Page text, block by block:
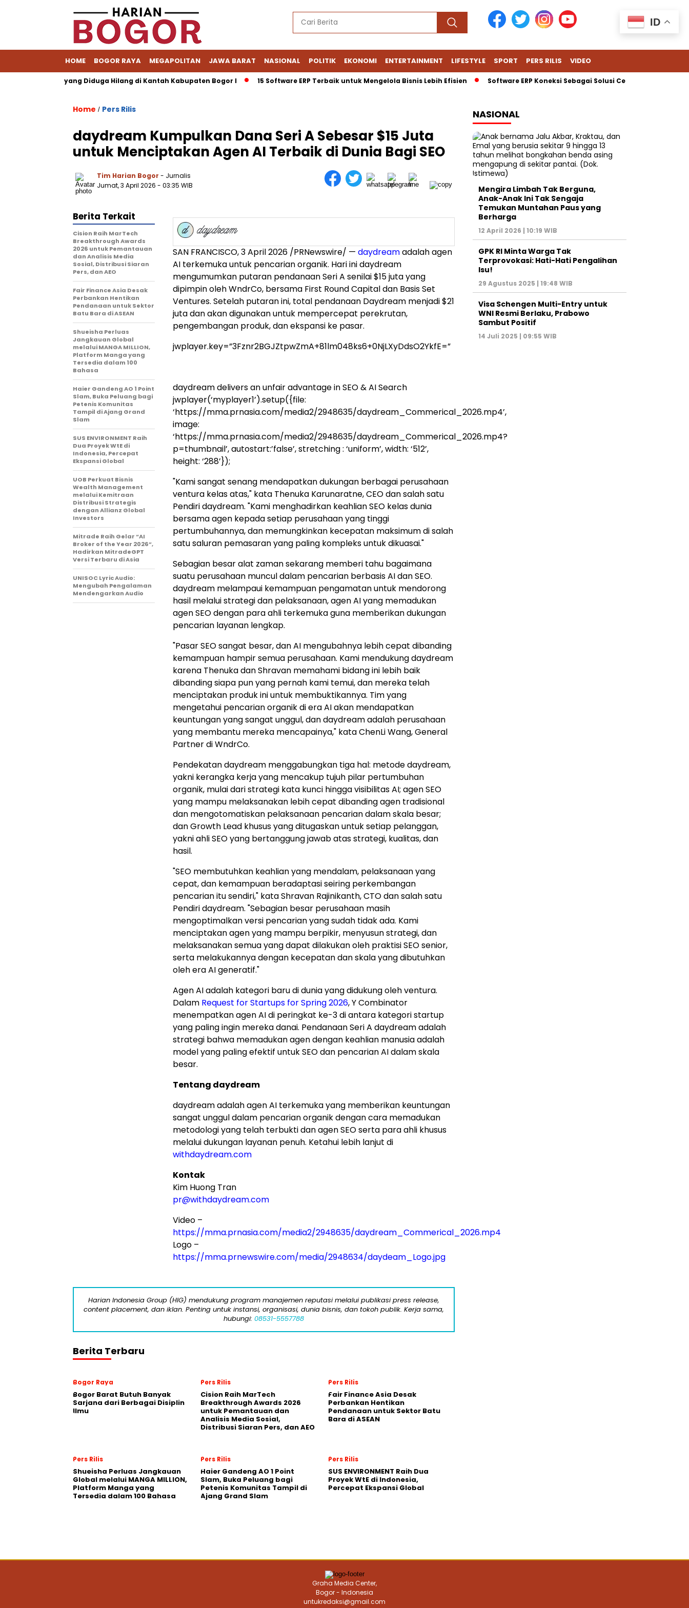
HOME BOGOR RAYA MEGAPOLITAN JAWA BARAT NASIONAL POLITIK EKONOMI ENTERTAINMENT LIFESTYLE SPORT PERS RILIS VIDEO
Pemohon yang Diduga Hilang di Kantah Kabupaten Bogor I 15 Software ERP Terbaik untuk Mengelola Bisnis Lebih Efisien Software ERP Koneksi Sebagai Solusi Cerdas untuk Hadapi
Home / Pers Rilis
daydream Kumpulkan Dana Seri A Sebesar $15 Juta
untuk Menciptakan Agen AI Terbaik di Dunia Bagi SEO
Tim Harian Bogor - Jurnalis
Jumat, 3 April 2026 - 03:35 WIB
SAN FRANCISCO,3 April 2026 /PRNewswire/ — daydreamadalah agen
AI terkemuka untuk pencarian organik. Hari ini daydream
mengumumkan putaran pendanaan Seri A senilai $15 juta yang
dipimpin oleh WndrCo, bersama First Round Capital dan Basis Set
Ventures. Setelah putaran ini, total pendanaan Daydream menjadi $21
juta dan akan digunakan untuk mempercepat perekrutan,
pengembangan produk, dan ekspansi ke pasar.
jwplayer.key=”3Fznr2BGJZtpwZmA+81lm048ks6+0NjLXyDdsO2YkfE=”
daydream delivers an unfair advantage in SEO & AI Search
jwplayer(‘myplayer1’).setup({file:
‘https://mma.prnasia.com/media2/2948635/daydream_Commerical_2026.mp4’,
image:
‘https://mma.prnasia.com/media2/2948635/daydream_Commerical_2026.mp4?
p=thumbnail’, autostart:’false’, stretching : ‘uniform’, width: ‘512’,
height: ‘288’});
"Kami sangat senang mendapatkan dukungan berbagai perusahaan
ventura kelas atas," kata Thenuka Karunaratne, CEO dan salah satu
Pendiri daydream. "Kami menghadirkan keahlian SEO kelas dunia
bersama agen kepada setiap perusahaan yang tinggi
pertumbuhannya, dan memungkinkan kecepatan maksimum di salah
satu saluran pemasaran yang paling kompleks untuk dikuasai."
Sebagian besar alat zaman sekarang memberi tahu bagaimana
suatu perusahaan muncul dalam pencarian berbasis AI dan SEO.
daydream melampaui kemampuan pengamatan untuk mendorong
hasil melalui strategi dan pelaksanaan, agen AI yang memadukan
agen SEO dengan para ahli terkemuka guna memberikan dukungan
pencarian layanan lengkap.
"Pasar SEO sangat besar, dan AI mengubahnya lebih cepat dibanding
kemampuan hampir semua perusahaan. Kami mendukung daydream
karena Thenuka dan Shravan memahami bidang ini lebih baik
dibanding siapa pun yang pernah kami temui, dan mereka telah
menciptakan produk ini untuk membuktikannya. Tim yang
mengetahui pencarian organik di era AI akan mendapatkan
keuntungan yang sangat unggul, dan daydream adalah perusahaan
yang membantu mereka mencapainya," kata ChenLi Wang, General
Partner di WndrCo.
Pendekatan daydream menggabungkan tiga hal: metode daydream,
yakni kerangka kerja yang mencakup tujuh pilar pertumbuhan
organik, mulai dari strategi kata kunci hingga visibilitas AI; agen SEO
yang mampu melaksanakan lebih cepat dibanding agen tradisional
dan mengotomatiskan pelaksanaan pencarian dalam skala besar;
dan Growth Lead khusus yang ditugaskan untuk setiap pelanggan,
yakni ahli SEO yang bertanggung jawab atas strategi, kualitas, dan
hasil.
"SEO membutuhkan keahlian yang mendalam, pelaksanaan yang
cepat, dan kemampuan beradaptasi seiring perkembangan
pencarian itu sendiri," kata Shravan Rajinikanth, CTO dan salah satu
Pendiri daydream. "Sebagian besar perusahaan masih
mengoptimalkan versi pencarian yang sudah tidak ada. Kami
menciptakan agen yang mampu berpikir, menyusun strategi, dan
melaksanakan semua yang dapat dilakukan oleh praktisi SEO senior,
serta melakukannya dengan kecepatan dan skala yang dibutuhkan
oleh era AI generatif."
Agen AI adalah kategori baru di dunia yang didukung oleh ventura.
Dalam Request for Startups for Spring 2026, Y Combinator
menempatkan agen AI di peringkat ke-3 di antara kategori startup
yang paling ingin mereka danai. Pendanaan Seri A daydream adalah
strategi bahwa memadukan agen dengan keahlian manusia adalah
model yang paling efektif untuk SEO dan pencarian AI dalam skala
besar.
Tentang daydream
daydream adalah agen AI terkemuka yang memberikan keuntungan
sangat unggul dalam pencarian organik dengan cara memadukan
metodologi yang telah terbukti dan agen SEO serta para ahli khusus
melalui dukungan layanan penuh. Ketahui lebih lanjut di
withdaydream.com
Kontak
Kim Huong Tran
pr@withdaydream.com
Video –
https://mma.prnasia.com/media2/2948635/daydream_Commerical_2026.mp4
Logo –
https://mma.prnewswire.com/media/2948634/daydeam_Logo.jpg
Berita Terkait
Cision Raih MarTech
Breakthrough Awards
2026 untuk Pemantauan
dan Analisis Media
Sosial, Distribusi Siaran
Pers, dan AEO
Fair Finance Asia Desak
Perbankan Hentikan
Pendanaan untuk Sektor
Batu Bara di ASEAN
Shueisha Perluas
Jangkauan Global
melalui MANGA MILLION,
Platform Manga yang
Tersedia dalam 100
Bahasa
Haier Gandeng AO 1 Point
Slam, Buka Peluang bagi
Petenis Komunitas
Tampil di Ajang Grand
Slam
SUS ENVIRONMENT Raih
Dua Proyek WtE di
Indonesia, Percepat
Ekspansi Global
UOB Perkuat Bisnis
Wealth Management
melalui Kemitraan
Distribusi Strategis
dengan Allianz Global
Investors
Mitrade Raih Gelar “AI
Broker of the Year 2026”,
Hadirkan MitradeGPT
Versi Terbaru di Asia
UNISOC Lyric Audio:
Mengubah Pengalaman
Mendengarkan Audio
Harian Indonesia Group (HIG) mendukung program manajemen reputasi melalui publikasi press release,
content placement, dan iklan. Penting untuk instansi, organisasi, dunia bisnis, dan tokoh publik. Kerja sama,
hubungi: 08531-5557788
Berita Terbaru
Bogor Raya
Bogor Barat Butuh Banyak
Sarjana dari Berbagai Disiplin
Ilmu
Pers Rilis
Cision Raih MarTech
Breakthrough Awards 2026
untuk Pemantauan dan
Analisis Media Sosial,
Distribusi Siaran Pers, dan AEO
Pers Rilis
Fair Finance Asia Desak
Perbankan Hentikan
Pendanaan untuk Sektor Batu
Bara di ASEAN
Pers Rilis
Shueisha Perluas Jangkauan
Global melalui MANGA MILLION,
Platform Manga yang
Tersedia dalam 100 Bahasa
Pers Rilis
Haier Gandeng AO 1 Point
Slam, Buka Peluang bagi
Petenis Komunitas Tampil di
Ajang Grand Slam
Pers Rilis
SUS ENVIRONMENT Raih Dua
Proyek WtE di Indonesia,
Percepat Ekspansi Global
NASIONAL
Mengira Limbah Tak Berguna,
Anak-Anak Ini Tak Sengaja
Temukan Muntahan Paus yang
Berharga
12 April 2026 | 10:19 WIB
GPK RI Minta Warga Tak
Terprovokasi: Hati-Hati Pengalihan
Isu!
29 Agustus 2025 | 19:48 WIB
Visa Schengen Multi-Entry untuk
WNI Resmi Berlaku, Prabowo
Sambut Positif
14 Juli 2025 | 09:55 WIB
ID
Graha Media Center,
Bogor - Indonesia
untukredaksi@gmail.com